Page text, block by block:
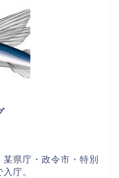
県庁・政令市・特別
庁。